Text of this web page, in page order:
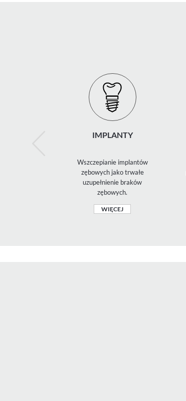
IMPLANTY
Wszczepianie implantów
zębowych jako trwałe
uzupełnienie braków
zębowych.
WIĘCEJ